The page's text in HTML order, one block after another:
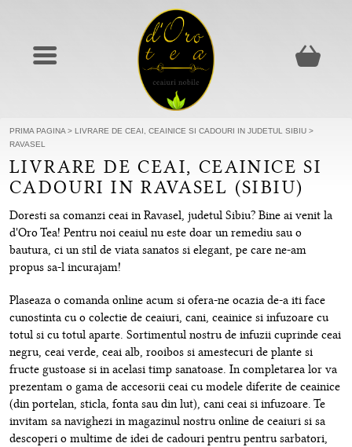
PRIMA PAGINA > LIVRARE DE CEAI, CEAINICE SI CADOURI IN JUDETUL SIBIU >
RAVASEL
LIVRARE DE CEAI, CEAINICE SI
CADOURI IN RAVASEL (SIBIU)
Doresti sa comanzi ceai in Ravasel, judetul Sibiu? Bine ai venit la
d'Oro Tea! Pentru noi ceaiul nu este doar un remediu sau o
bautura, ci un stil de viata sanatos si elegant, pe care ne-am
propus sa-l incurajam!
Plaseaza o comanda online acum si ofera-ne ocazia de-a iti face
cunostinta cu o colectie de ceaiuri, cani, ceainice si infuzoare cu
totul si cu totul aparte. Sortimentul nostru de infuzii cuprinde ceai
negru, ceai verde, ceai alb, rooibos si amestecuri de plante si
fructe gustoase si in acelasi timp sanatoase. In completarea lor va
prezentam o gama de accesorii ceai cu modele diferite de ceainice
(din portelan, sticla, fonta sau din lut), cani ceai si infuzoare. Te
invitam sa navighezi in magazinul nostru online de ceaiuri si sa
descoperi o multime de idei de cadouri pentru pentru sarbatori,